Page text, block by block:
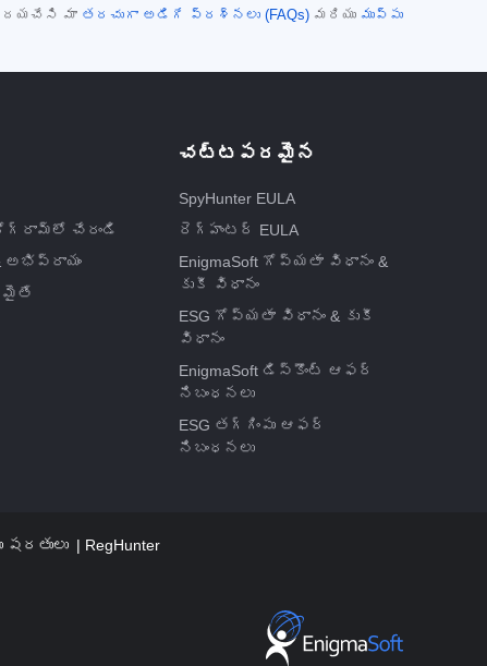
దయచేసి మా తరచుగా అడిగే ప్రశ్నలు (FAQs) మరియు ముప్పు
చేరండి
అభిప్రాయం
చట్టపరమైన
SpyHunter EULA
రెగ్‌హంటర్ EULA
EnigmaSoft గోప్యతా విధానం &
కుకీ విధానం
ESG గోప్యతా విధానం & కుకీ
విధానం
EnigmaSoft డిస్కౌంట్ ఆఫర్
నిబంధనలు
ESG తగ్గింపు ఆఫర్
నిబంధనలు
షరతులు
RegHunter